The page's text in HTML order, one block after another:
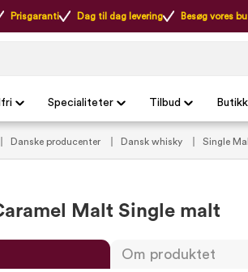
Prisgaranti Dag til dag levering Besøg vores
Specialiteter Tilbud
Danske producenter Dansk whisky Single
Malt Single malt
Om produktet